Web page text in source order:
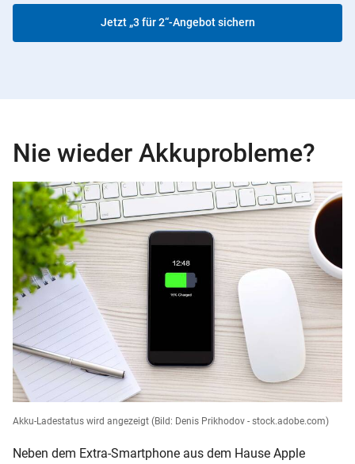
Jetzt „3 für 2“-Angebot sichern
Nie wieder Akkuprobleme?
Akku-Ladestatus wird angezeigt (Bild: Denis Prikhodov - stock.adobe.com)
Neben dem Extra-Smartphone aus dem Hause Apple